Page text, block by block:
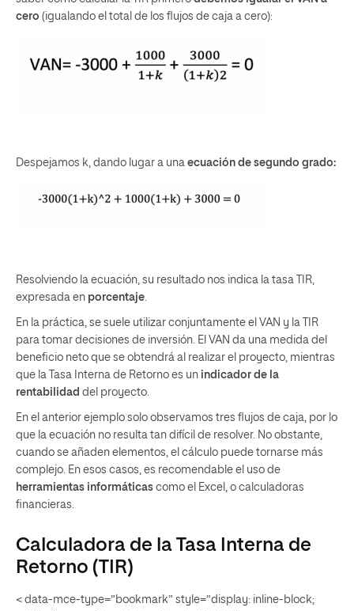
cero (igualando el total de los flujos de caja a cero):
Despejamos k, dando lugar a una ecuación de segundo grado:
Resolviendo la ecuación, su resultado nos indica la tasa TIR,
expresada en porcentaje.
En la práctica, se suele utilizar conjuntamente el VAN y la TIR
para tomar decisiones de inversión. El VAN da una medida del
beneficio neto que se obtendrá al realizar el proyecto, mientras
que la Tasa Interna de Retorno es un indicador de la
rentabilidad del proyecto.
En el anterior ejemplo solo observamos tres flujos de caja, por lo
que la ecuación no resulta tan difícil de resolver. No obstante,
cuando se añaden elementos, el cálculo puede tornarse más
complejo. En esos casos, es recomendable el uso de
herramientas informáticas como el Excel, o calculadoras
financieras.
Calculadora de la Tasa Interna de
Retorno (TIR)
< data-mce-type=”bookmark” style=”display: inline-block;